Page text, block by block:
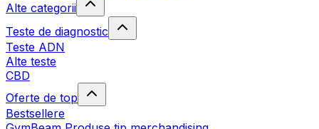
Alte categorii
Teste de diagnostic
Teste ADN
Alte teste
CBD
Oferte de top
Bestsellere